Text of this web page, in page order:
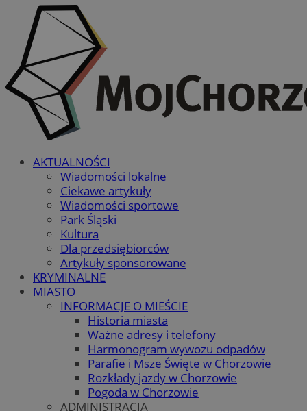
AKTUALNOŚCI
Wiadomości lokalne
Ciekawe artykuły
Wiadomości sportowe
Park Śląski
Kultura
Dla przedsiębiorców
Artykuły sponsorowane
KRYMINALNE
MIASTO
INFORMACJE O MIEŚCIE
Historia miasta
Ważne adresy i telefony
Harmonogram wywozu odpadów
Parafie i Msze Święte w Chorzowie
Rozkłady jazdy w Chorzowie
Pogoda w Chorzowie
ADMINISTRACJA